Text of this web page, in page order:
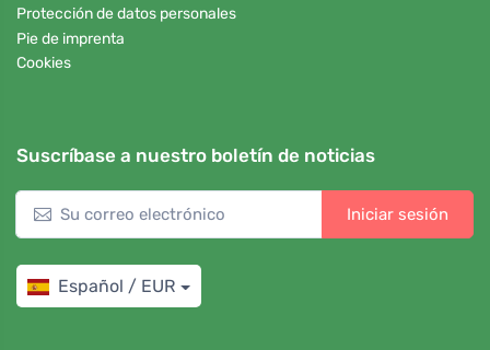
Protección de datos personales
Pie de imprenta
Cookies
Suscríbase a nuestro boletín de noticias
Iniciar sesión
Español / EUR